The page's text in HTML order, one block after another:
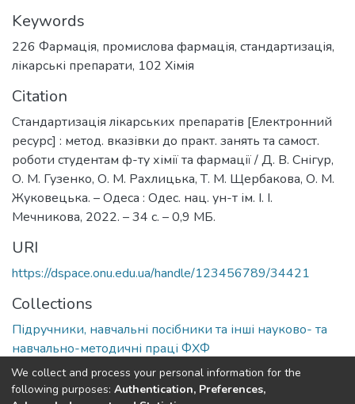
Keywords
226 Фармація, промислова фармація, стандартизація,
лікарські препарати, 102 Хімія
Citation
Стандартизація лікарських препаратів [Електронний
ресурс] : метод. вказівки до практ. занять та самост.
роботи студентам ф-ту хімії та фармації / Д. В. Снігур,
О. М. Гузенко, О. М. Рахлицька, Т. М. Щербакова, О. М.
Жуковецька. – Одеса : Одес. нац. ун-т ім. І. І.
Мечникова, 2022. – 34 с. – 0,9 МБ.
URI
https://dspace.onu.edu.ua/handle/123456789/34421
Collections
Підручники, навчальні посібники та інші науково- та
навчально-методичні праці ФХФ
Full item page
We collect and process your personal information for the
following purposes: Authentication, Preferences,